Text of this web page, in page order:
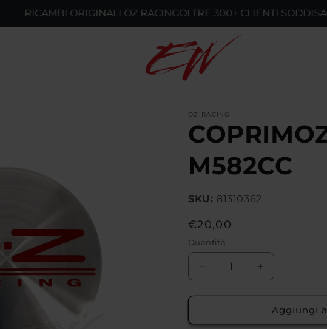
RICAMBI ORIGINALI OZ RACINGOLTRE 300+ CLIENTI SODDISAFATTI
OZ RACING
M582CC
SKU: 81310362
Prezzo
di
listino
€20,00
Quantità
Diminuisci
quantità
per
COPRIMOZZO
OZ
Aumenta
quantità
per
OZ
Aggiungi